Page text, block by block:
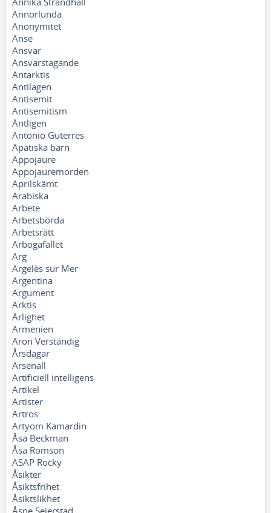
Annorlunda
Anonymitet
Anse
Ansvar
Ansvarstagande
Antarktis
Antilagen
Antisemit
Antisemitism
Äntligen
Antonio Guterres
Apatiska barn
Appojaure
Appojauremorden
Aprilskämt
Arabiska
Arbete
Arbetsbörda
Arbetsrätt
Arbogafallet
Arg
Argelès sur Mer
Argentina
Argument
Arktis
Ärlighet
Armenien
Aron Verständig
Årsdagar
Arsenall
Artificiell intelligens
Artikel
Artister
Artros
Artyom Kamardin
Åsa Beckman
Åsa Romson
ASAP Rocky
Åsikter
Åsiktsfrihet
Åsiktslikhet
Åsne Seierstad